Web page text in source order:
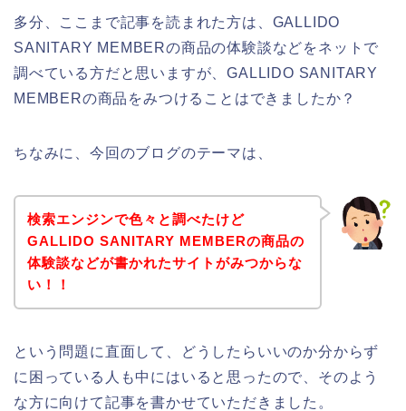
多分、ここまで記事を読まれた方は、GALLIDO
SANITARY MEMBERの商品の体験談などをネットで
調べている方だと思いますが、GALLIDO SANITARY
MEMBERの商品をみつけることはできましたか？
ちなみに、今回のブログのテーマは、
検索エンジンで色々と調べたけど
GALLIDO SANITARY MEMBERの商品の
体験談などが書かれたサイトがみつからな
い！！
という問題に直面して、どうしたらいいのか分からず
に困っている人も中にはいると思ったので、そのよう
な方に向けて記事を書かせていただきました。